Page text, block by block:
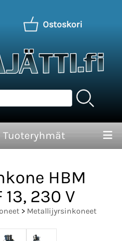
Ostoskori
Tuoteryhmät
HBM
230 V
> Metallijyrsinkoneet